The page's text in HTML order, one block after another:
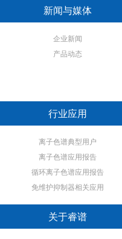
新闻与媒体
企业新闻
产品动态
行业应用
离子色谱典型用户
离子色谱应用报告
循环离子色谱应用报告
免维护抑制器相关应用
关于睿谱